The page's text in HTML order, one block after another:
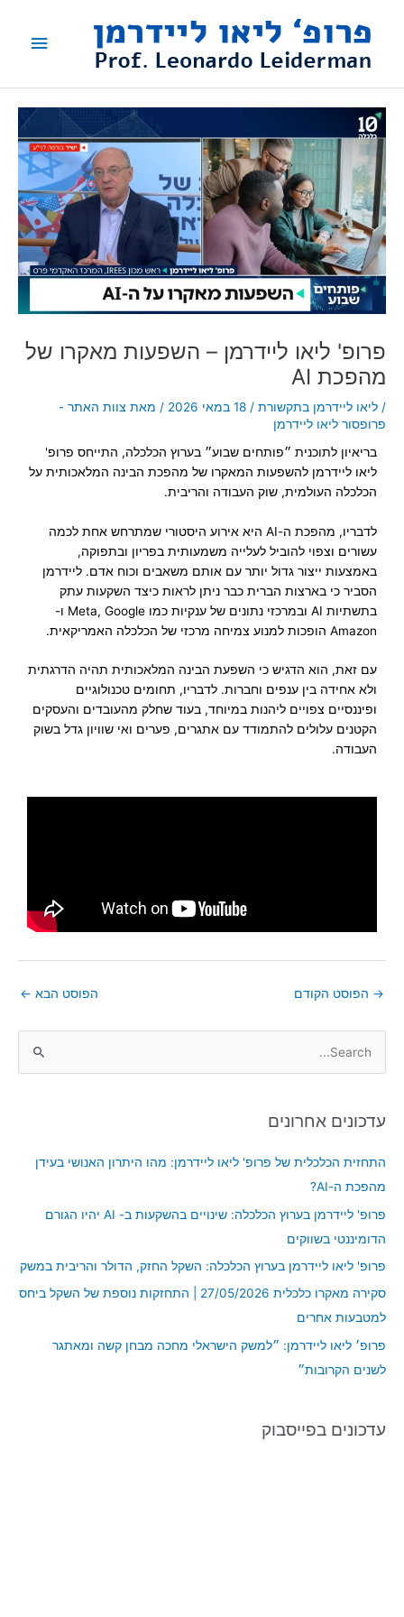
ראשי
פרופ' ליאו ליידרמן – השפעות מאקרו של
מהפכת AI
/ ליאו ליידרמן בתקשורת / 18 במאי 2026 / מאת צוות האתר -
פרופסור ליאו ליידרמן
בריאיון לתוכנית ״פותחים שבוע״ בערוץ הכלכלה, התייחס פרופ'
ליאו ליידרמן להשפעות המאקרו של מהפכת הבינה המלאכותית על
הכלכלה העולמית, שוק העבודה והריבית.
לדבריו, מהפכת ה-AI היא אירוע היסטורי שמתרחש אחת לכמה
עשורים וצפוי להוביל לעלייה משמעותית בפריון ובתפוקה,
באמצעות ייצור גדול יותר עם אותם משאבים וכוח אדם. ליידרמן
הסביר כי בארצות הברית כבר ניתן לראות כיצד השקעות עתק
בתשתיות AI ובמרכזי נתונים של ענקיות כמו Meta, Google ו-
Amazon הופכות למנוע צמיחה מרכזי של הכלכלה האמריקאית.
עם זאת, הוא הדגיש כי השפעת הבינה המלאכותית תהיה הדרגתית
ולא אחידה בין ענפים וחברות. לדבריו, תחומים טכנולוגיים
ופיננסיים צפויים ליהנות במיוחד, בעוד שחלק מהעובדים והעסקים
הקטנים עלולים להתמודד עם אתגרים, פערים ואי שוויון גדל בשוק
העבודה.
→ הפוסט הקודם הפוסט הבא ←
r
:
עדכונים אחרונים
התחזית הכלכלית של פרופ' ליאו ליידרמן: מהו היתרון האנושי בעידן
מהפכת ה-AI?
פרופ' ליידרמן בערוץ הכלכלה: שינויים בהשקעות ב- AI יהיו הגורם
הדומיננטי בשווקים
פרופ' ליאו ליידרמן בערוץ הכלכלה: השקל החזק, הדולר והריבית במשק
סקירה מאקרו כלכלית 27/05/2026 | התחזקות נוספת של השקל ביחס
למטבעות אחרים
פרופ׳ ליאו ליידרמן: ״למשק הישראלי מחכה מבחן קשה ומאתגר
לשנים הקרובות״
עדכונים בפייסבוק